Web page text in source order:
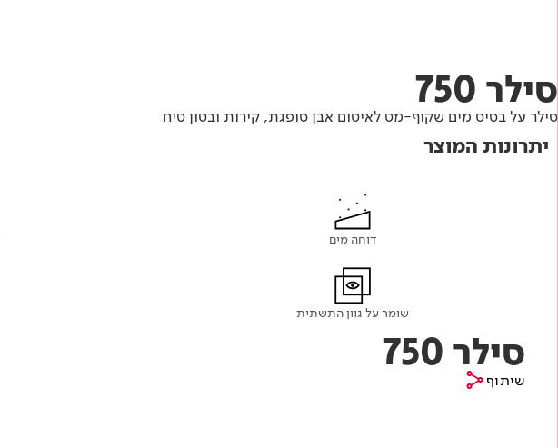
רובה
RAL
אודותינו
פתרונות לתעשייה
סילר 750
סילר על בסיס מים שקוף-מט לאיטום אבן סופגת, קירות ובטון טיח
יתרונות המוצר
דוחה מים
שומר על גוון התשתית
סילר 750
שיתוף